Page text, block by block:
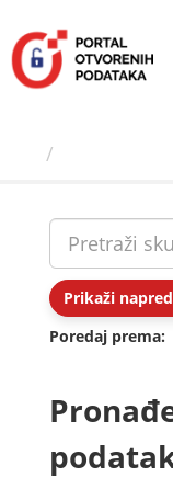
sadržaj
Prikaži
Poredaj prema